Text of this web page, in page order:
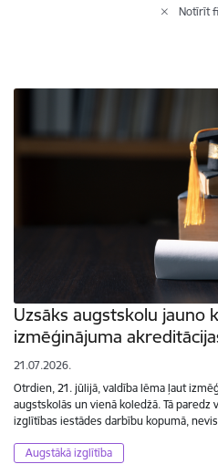
Notīrīt
Uzsāks augstskolu jauno
izmēģinājuma
21.07.2026.
Otrdien, 21. jūlijā, valdība lēma ļaut
augstskolās un vienā koledžā. Tā
izglītības iestādes darbību kopumā,
Augstākā izglītība